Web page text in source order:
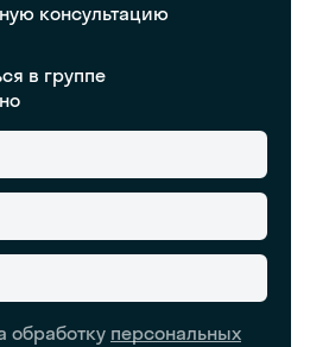
консультацию
в группе
обработку персональных